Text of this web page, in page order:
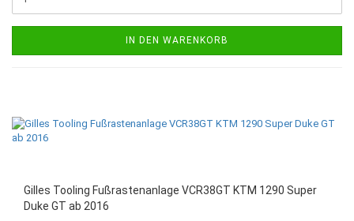
IN DEN WARENKORB
Gilles Tooling Fußrastenanlage VCR38GT KTM 1290 Super
Duke GT ab 2016